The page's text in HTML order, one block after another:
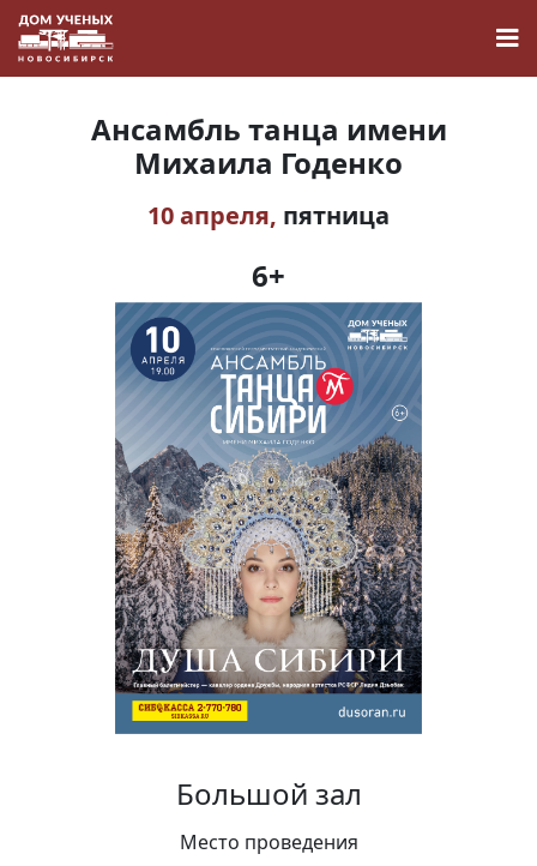
Новости
Наука
О Доме учёных
Виртуальный тур
Контакты
Вакансии
Ансамбль танца имени
Михаила Годенко
10 апреля, пятница
6+
Большой зал
Место проведения